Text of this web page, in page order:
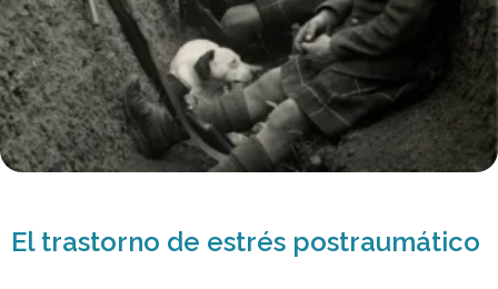
El trastorno de estrés postraumático